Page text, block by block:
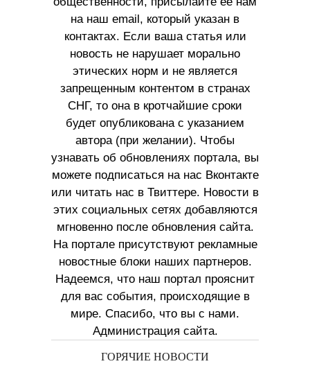
на наш email, который указан в
контактах. Если ваша статья или
новость не нарушает морально
этических норм и не является
запрещенным контентом в странах
СНГ, то она в кротчайшие сроки
будет опубликована с указанием
автора (при желании). Чтобы
узнавать об обновлениях портала, вы
можете подписаться на нас Вконтакте
или читать нас в Твиттере. Новости в
этих социальных сетях добавляются
мгновенно после обновления сайта.
На портале присутствуют рекламные
новостные блоки наших партнеров.
Надеемся, что наш портал прояснит
для вас события, происходящие в
мире. Спасибо, что вы с нами.
Администрация сайта.
ГОРЯЧИЕ НОВОСТИ